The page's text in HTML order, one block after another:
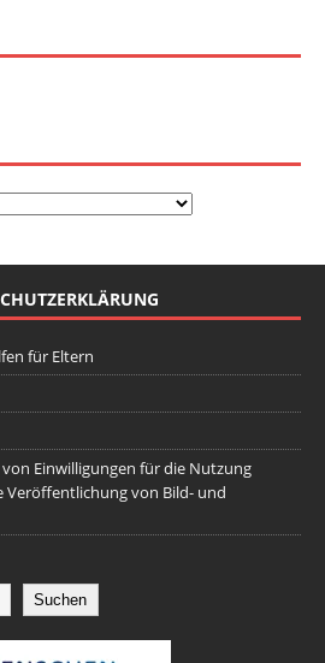
für Eltern
Einwilligungen für die Nutzung
von Bild- und
Suchen